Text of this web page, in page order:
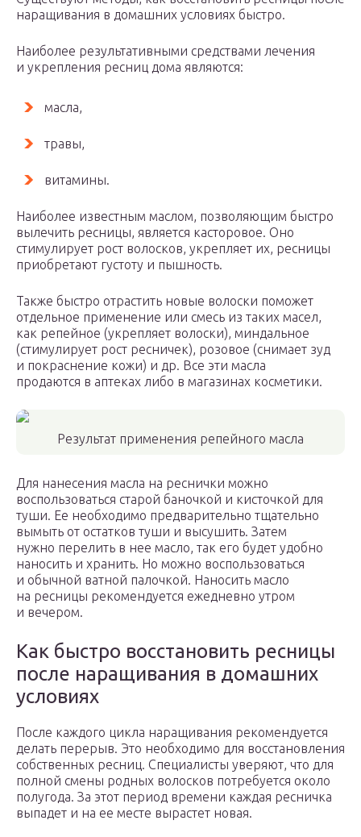
наращивания в домашних условиях быстро.
Наиболее результативными средствами лечения
и укрепления ресниц дома являются:
масла,
травы,
витамины.
Наиболее известным маслом, позволяющим быстро
вылечить ресницы, является касторовое. Оно
стимулирует рост волосков, укрепляет их, ресницы
приобретают густоту и пышность.
Также быстро отрастить новые волоски поможет
отдельное применение или смесь из таких масел,
как репейное (укрепляет волоски), миндальное
(стимулирует рост ресничек), розовое (снимает зуд
и покраснение кожи) и др. Все эти масла
продаются в аптеках либо в магазинах косметики.
Результат применения репейного масла
Для нанесения масла на реснички можно
воспользоваться старой баночкой и кисточкой для
туши. Ее необходимо предварительно тщательно
вымыть от остатков туши и высушить. Затем
нужно перелить в нее масло, так его будет удобно
наносить и хранить. Но можно воспользоваться
и обычной ватной палочкой. Наносить масло
на ресницы рекомендуется ежедневно утром
и вечером.
Как быстро восстановить ресницы
после наращивания в домашних
условиях
После каждого цикла наращивания рекомендуется
делать перерыв. Это необходимо для восстановления
собственных ресниц. Специалисты уверяют, что для
полной смены родных волосков потребуется около
полугода. За этот период времени каждая ресничка
выпадет и на ее месте вырастет новая.